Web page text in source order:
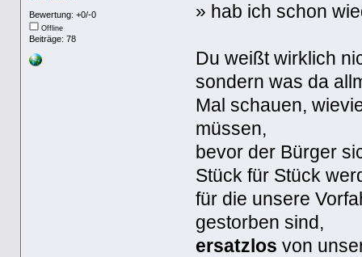
Bewertung: +0/-0
Offline
Beiträge: 78
» hab ich schon
Du weißt wirklich
sondern was da
Mal schauen,
müssen,
bevor der Bürger
Stück für Stück
für die unsere
gestorben sind,
ersatzlos von